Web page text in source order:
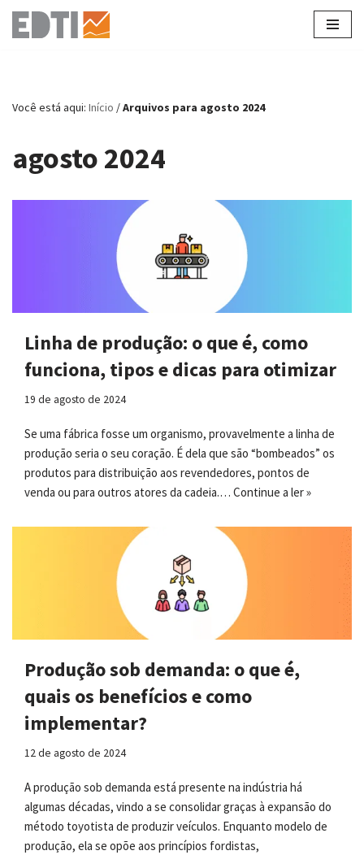
Pular
conteúdo
Você está aqui: Início /Arquivos para agosto 2024
agosto 2024
Linha de produção: o que é, como
funciona, tipos e dicas para otimizar
19 de agosto de 2024
Se uma fábrica fosse um organismo, provavelmente a linha de
produção seria o seu coração. É dela que são “bombeados” os
produtos para distribuição aos revendedores, pontos de
venda ou para outros atores da cadeia.… Continue a ler »
Produção sob demanda: o que é,
quais os benefícios e como
implementar?
12 de agosto de 2024
A produção sob demanda está presente na indústria há
algumas décadas, vindo a se consolidar graças à expansão do
método toyotista de produzir veículos. Enquanto modelo de
produção, ela se opõe aos princípios fordistas,